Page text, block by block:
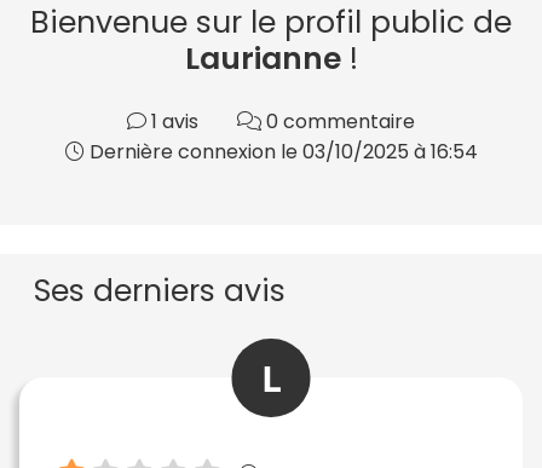
Bienvenue sur le profil public de
Laurianne!
1 avis
0 commentaire
Dernière connexion le 03/10/2025 à 16:54
Ses derniers avis
L